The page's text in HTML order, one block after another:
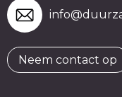
Neem contact op